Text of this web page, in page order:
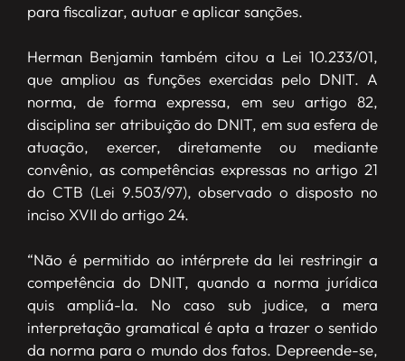
para fiscalizar, autuar e aplicar sanções.
Herman Benjamin também citou a Lei 10.233/01,
que ampliou as funções exercidas pelo DNIT. A
norma, de forma expressa, em seu artigo 82,
disciplina ser atribuição do DNIT, em sua esfera de
atuação, exercer, diretamente ou mediante
convênio, as competências expressas no artigo 21
do CTB (Lei 9.503/97), observado o disposto no
inciso XVII do artigo 24.
“Não é permitido ao intérprete da lei restringir a
competência do DNIT, quando a norma jurídica
quis ampliá-la. No caso sub judice, a mera
interpretação gramatical é apta a trazer o sentido
da norma para o mundo dos fatos. Depreende-se,